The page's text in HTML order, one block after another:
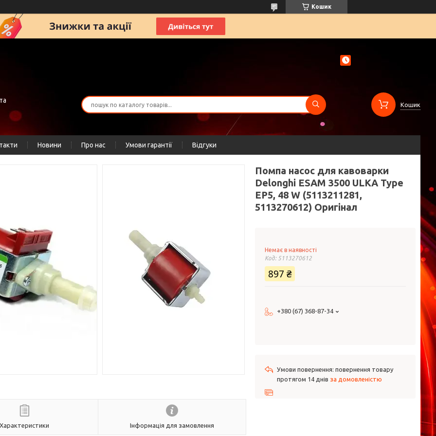
Кошик
Кошик
Новини Про нас Умови гарантії Відгуки
Характеристики Інформація для замовлення
Помпа насос для кавоварки
Delonghi ESAM 3500 ULKA Type
EP5, 48 W (5113211281,
5113270612) Оригінал
Немає в наявності
Код: 5113270612
897 ₴
+380 (67) 368-87-34
повернення товару
протягом 14 днів за домовленістю